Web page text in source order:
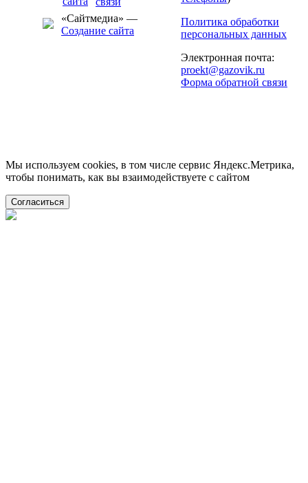
«Сайтмедиа» —
Создание сайта
Политика обработки
персональных данных
Электронная почта:
proekt@gazovik.ru
Форма обратной связи
Мы используем cookies, в том числе сервис Яндекс.Метрика,
чтобы понимать, как вы взаимодействуете с сайтом
Согласиться